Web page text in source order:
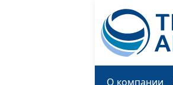
О компании